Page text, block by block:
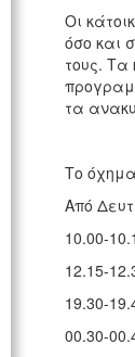
Οι
όσο και
τους. Τα
τα
Το
Από
10.00-
12.15-
19.30-
00.30-